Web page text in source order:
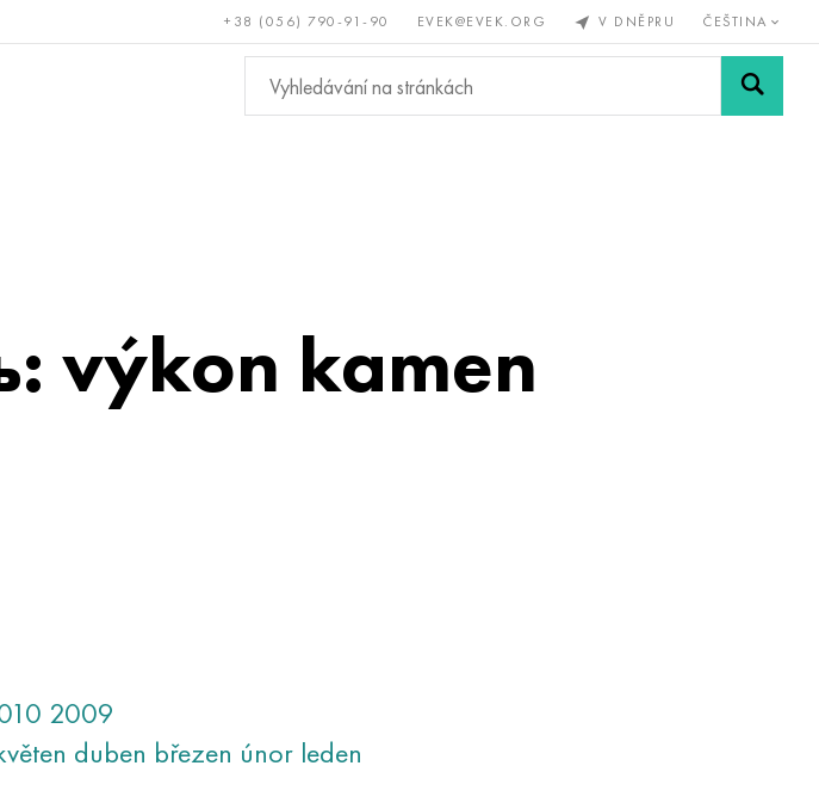
+38 (056) 790-91-90 EVEK@EVEK.ORG V DNĚPRU ČEŠTINA
Bronz, měď, Neželezné
kovy
Legovaná Sítě a
výkon kamen
2009
duben březen únor leden